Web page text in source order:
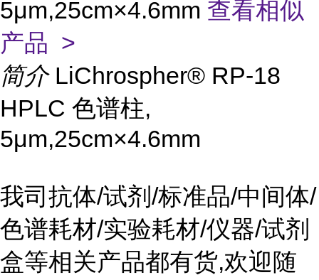
5μm,25cm×4.6mm 查看相似
产品 >
简介 LiChrospher® RP-18
HPLC 色谱柱,
5μm,25cm×4.6mm
我司抗体/试剂/标准品/中间体/
色谱耗材/实验耗材/仪器/试剂
盒等相关产品都有货,欢迎随